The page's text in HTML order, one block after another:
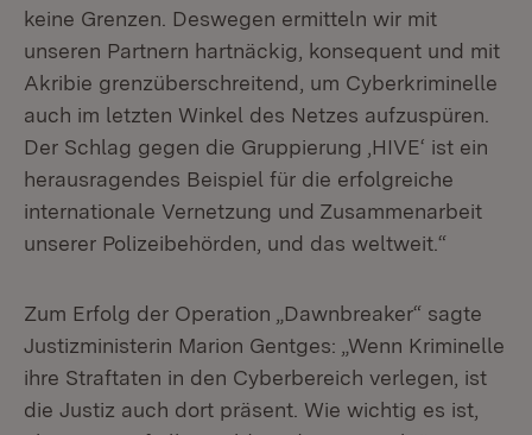
keine Grenzen. Deswegen ermitteln wir mit
unseren Partnern hartnäckig, konsequent und mit
Akribie grenzüberschreitend, um Cyberkriminelle
auch im letzten Winkel des Netzes aufzuspüren.
Der Schlag gegen die Gruppierung ,HIVE‘ ist ein
herausragendes Beispiel für die erfolgreiche
internationale Vernetzung und Zusammenarbeit
unserer Polizeibehörden, und das weltweit.“
Zum Erfolg der Operation „Dawnbreaker“ sagte
Justizministerin Marion Gentges: „Wenn Kriminelle
ihre Straftaten in den Cyberbereich verlegen, ist
die Justiz auch dort präsent. Wie wichtig es ist,